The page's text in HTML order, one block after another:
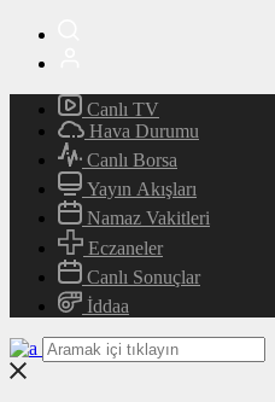
Canlı TV
Hava Durumu
Canlı Borsa
Yayın Akışları
Namaz Vakitleri
Eczaneler
Canlı Sonuçlar
İddaa